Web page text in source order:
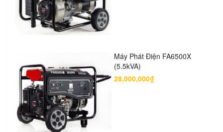
Máy Phát Điện FA6500X
(5.5kVA)
28,000,000₫